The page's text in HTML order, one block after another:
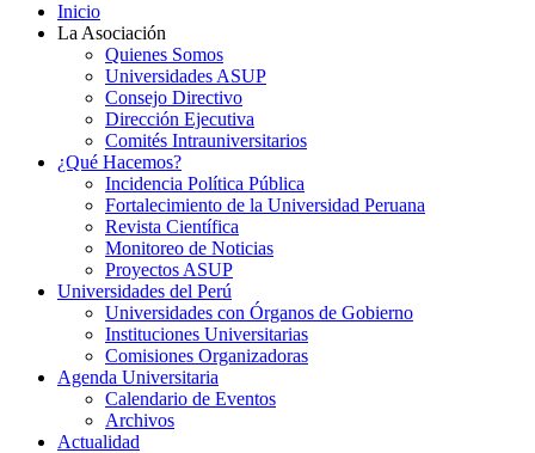
Inicio
La Asociación
Quienes Somos
Universidades ASUP
Consejo Directivo
Dirección Ejecutiva
Comités Intrauniversitarios
¿Qué Hacemos?
Incidencia Política Pública
Fortalecimiento de la Universidad Peruana
Revista Científica
Monitoreo de Noticias
Proyectos ASUP
Universidades del Perú
Universidades con Órganos de Gobierno
Instituciones Universitarias
Comisiones Organizadoras
Agenda Universitaria
Calendario de Eventos
Archivos
Actualidad